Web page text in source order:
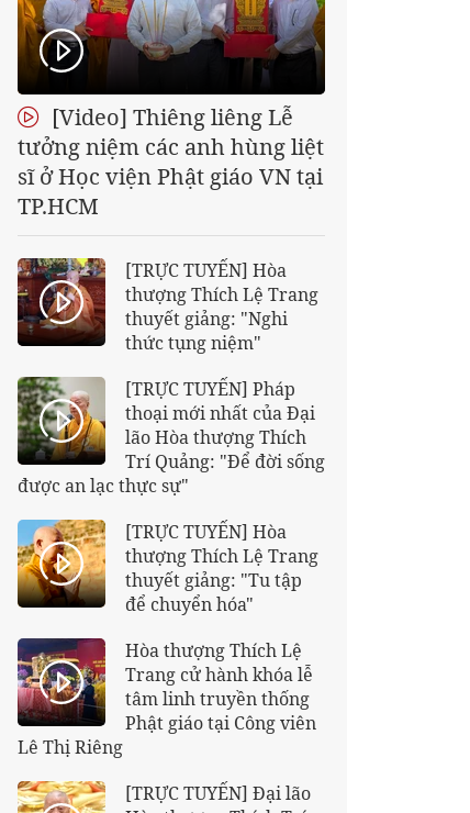
[Video] Thiêng liêng Lễ
tưởng niệm các anh hùng liệt
sĩ ở Học viện Phật giáo VN tại
TP.HCM
[TRỰC TUYẾN] Hòa
thượng Thích Lệ Trang
thuyết giảng: "Nghi
thức tụng niệm"
[TRỰC TUYẾN] Pháp
thoại mới nhất của Đại
lão Hòa thượng Thích
Trí Quảng: "Để đời sống
được an lạc thực sự"
[TRỰC TUYẾN] Hòa
thượng Thích Lệ Trang
thuyết giảng: "Tu tập
để chuyển hóa"
Hòa thượng Thích Lệ
Trang cử hành khóa lễ
tâm linh truyền thống
Phật giáo tại Công viên
Lê Thị Riêng
[TRỰC TUYẾN] Đại lão